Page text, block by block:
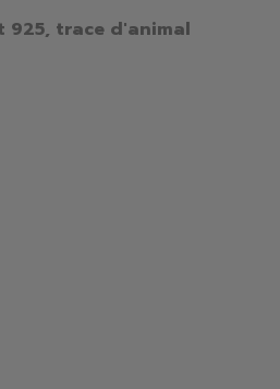
trace d'animal